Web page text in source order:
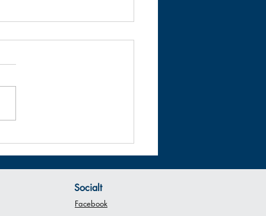
i Graderingsdatum
för vuxengradering i
Socialt
Facebook